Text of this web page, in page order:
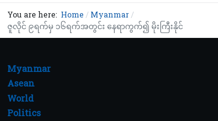
You are here: Home
Myanmar
ဇူလိုင် ၉ရက်မှ ၁၆ရက်အတွင်း နေရာကွက်၍ မိုးကြီးနိုင်
Myanmar
Asean
World
Politics